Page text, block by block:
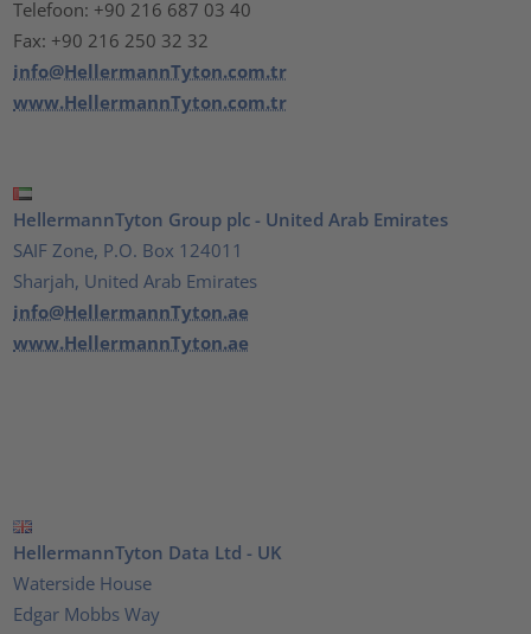
Telefoon: +90 216 687 03 40
Fax: +90 216 250 32 32
info@HellermannTyton.com.tr
www.HellermannTyton.com.tr
HellermannTyton Group plc - United Arab Emirates
SAIF Zone, P.O. Box 124011
Sharjah, United Arab Emirates
info@HellermannTyton.ae
www.HellermannTyton.ae
HellermannTyton Data Ltd - UK
Waterside House
Edgar Mobbs Way